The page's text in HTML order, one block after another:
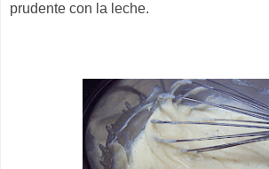
prudente con la leche.